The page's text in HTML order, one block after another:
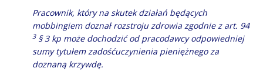
Pracownik, który na skutek działań będących
mobbingiem doznał rozstroju zdrowia zgodnie z art. 94
3§ 3 kp może dochodzić od pracodawcy odpowiedniej
sumy tytułem zadośćuczynienia pieniężnego za
doznaną krzywdę.